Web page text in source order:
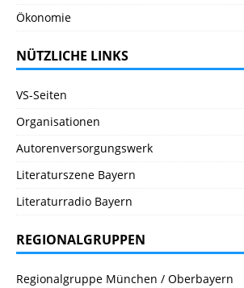
Ökonomie
NÜTZLICHE LINKS
VS-Seiten
Organisationen
Autorenversorgungswerk
Literaturszene Bayern
Literaturradio Bayern
REGIONALGRUPPEN
Regionalgruppe München / Oberbayern